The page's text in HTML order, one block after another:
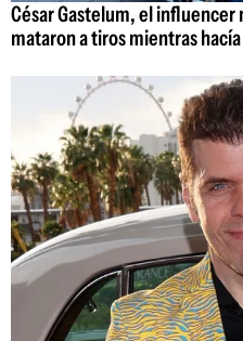
César Gastelum, el influencer
mataron a tiros mientras